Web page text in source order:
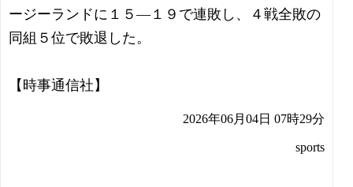
ージーランドに１５―１９で連敗し、４戦全敗の
同組５位で敗退した。
【時事通信社】
2026年06月04日 07時29分
sports